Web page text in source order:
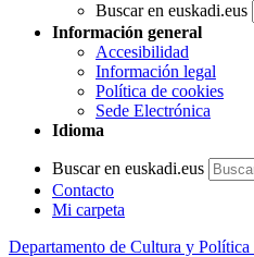
Buscar en euskadi.eus
Información general
Accesibilidad
Información legal
Política de cookies
Sede Electrónica
Idioma
Buscar en euskadi.eus
Contacto
Mi carpeta
Departamento de Cultura y